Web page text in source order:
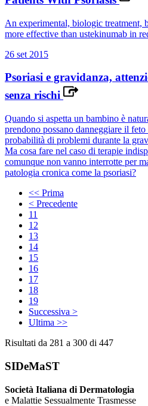
An experimental, biologic treatment,
more effective than ustekinumab in
26 set 2015
Psoriasi e gravidanza,
senza rischi
Quando si aspetta un bambino è
prendono possano danneggiare il
probabilità di problemi durante la
Ma cosa fare nel caso di terapie
comunque non vanno interrotte per
patologia cronica come la psoriasi?
<< Prima
< Precedente
11
12
13
14
15
16
17
18
19
Successiva >
Ultima >>
Risultati da 281 a 300 di 447
SIDeMaST
Società Italiana di Dermatologia
e Malattie Sessualmente Trasmesse